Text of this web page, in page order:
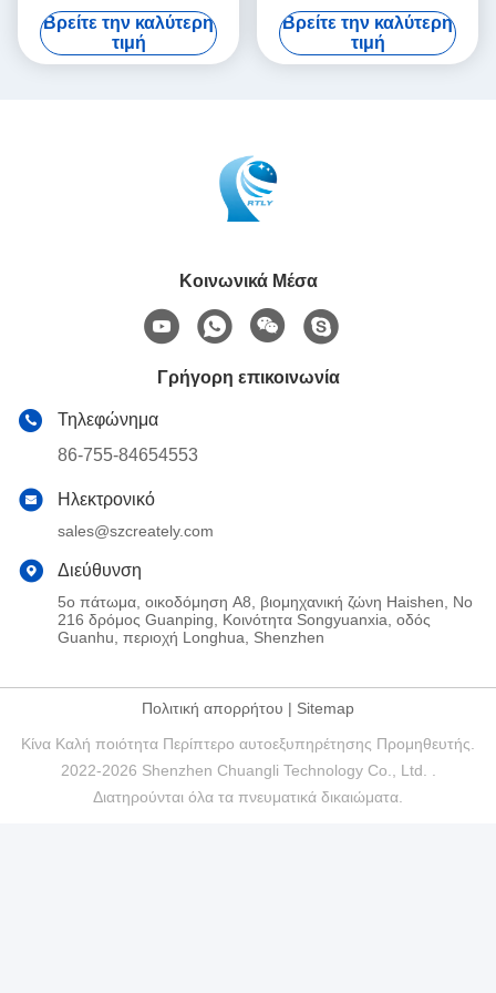
για το εστιατόριο KFC
McDonald'S
Βρείτε την καλύτερη
τιμή
Παραγγελίας
Αυτοεξυπηρέτηση Μηχανή
πληρωμής
Βρείτε την καλύτερη
τιμή
Κοινωνικά Μέσα
Γρήγορη επικοινωνία
Τηλεφώνημα
86-755-84654553
Ηλεκτρονικό
sales@szcreately.com
Διεύθυνση
5ο πάτωμα, οικοδόμηση A8, βιομηχανική ζώνη Haishen, Νο
216 δρόμος Guanping, Κοινότητα Songyuanxia, οδός
Guanhu, περιοχή Longhua, Shenzhen
Πολιτική απορρήτου | Sitemap
Κίνα Καλή ποιότητα Περίπτερο αυτοεξυπηρέτησης Προμηθευτής.
2022-2026 Shenzhen Chuangli Technology Co., Ltd. .
Διατηρούνται όλα τα πνευματικά δικαιώματα.